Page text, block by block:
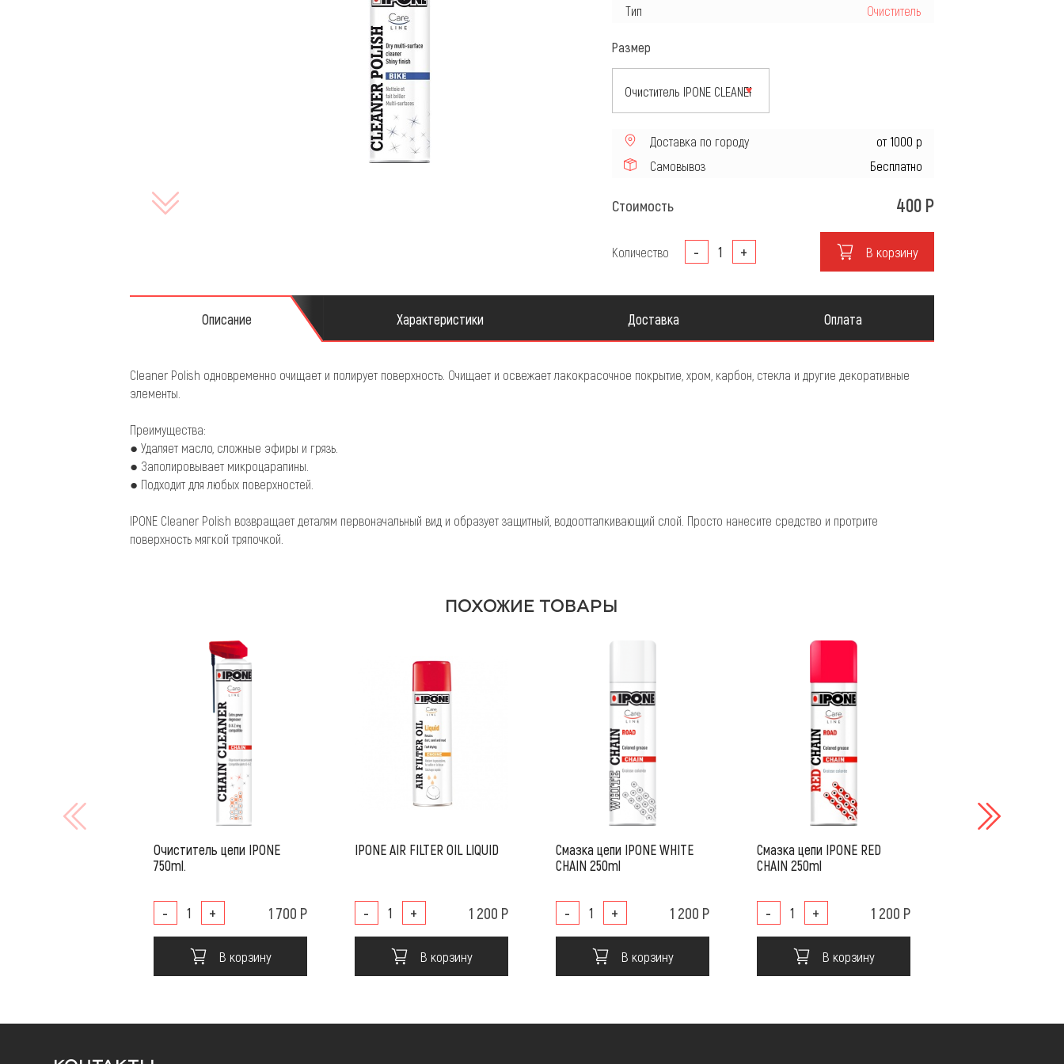
Запчасти для Квадроцикла
Тип Очиститель
Размер
Доставка по городу
от 1000 р
Самовывоз
Бесплатно
Стоимость 400 Р
Количество - + В корзину
Описание Характеристики Доставка Оплата
Cleaner Polish одновременно очищает и полирует поверхность. Очищает и освежает лакокрасочное покрытие, хром, карбон, стекла и другие декоративные
элементы.
Преимущества:
● Удаляет масло, сложные эфиры и грязь.
● Заполировывает микроцарапины.
● Подходит для любых поверхностей.
IPONE Cleaner Polish возвращает деталям первоначальный вид и образует защитный, водоотталкивающий слой. Просто нанесите средство и протрите
поверхность мягкой тряпочкой.
ПОХОЖИЕ ТОВАРЫ
Очиститель цепи IPONE
750ml.
- + 1 700 Р
В корзину
IPONE AIR FILTER OIL LIQUID
- + 1 200 Р
В корзину
Смазка цепи IPONE WHITE
CHAIN 250ml
- + 1 200 Р
В корзину
Смазка цепи IPONE RED
CHAIN 250ml
- + 1 200 Р
В корзину